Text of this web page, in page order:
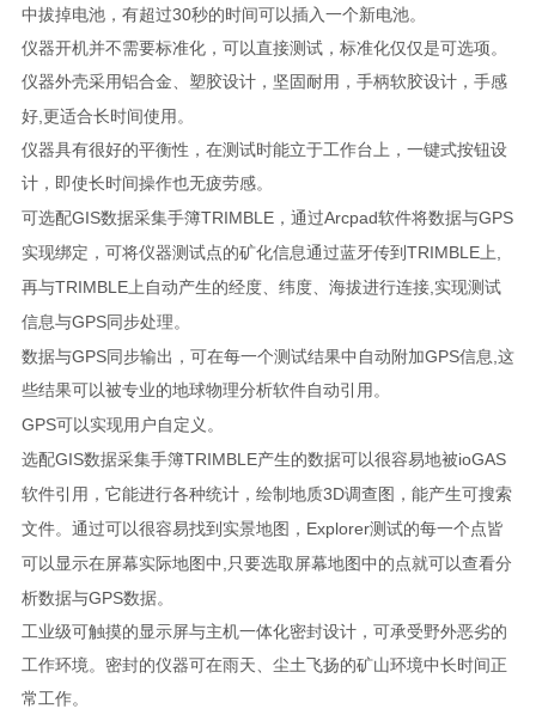
中拔掉电池，有超过30秒的时间可以插入一个新电池。
仪器开机并不需要标准化，可以直接测试，标准化仅仅是可选项。
仪器外壳采用铝合金、塑胶设计，坚固耐用，手柄软胶设计，手感
好, 更适合长时间使用。
仪器具有很好的平衡性，在测试时能立于工作台上，一键式按钮设
计，即使长时间操作也无疲劳感。
可选配GIS数据采集手簿TRIMBLE，通过Arcpad软件将数据与GPS
实现绑定，可将仪器测试点的矿化信息通过蓝牙传到 TRIMBLE上
再与TRIMBLE上自动产生的经度、纬度、海拔进行连接, 实现测试
信息与GPS同步处理。
数据与GPS同步输出，可在每一个测试结果中自动附加GPS信息 这
些结果可以被专业的地球物理分析软件自动引用。
GPS可以实现用户自定义。
选配GIS数据采集手簿TRIMBLE产生的数据可以很容易地被ioGAS
软件引用，它能进行各种统计，绘制地质3D调查图，能产生可搜索
文件。通过可以很容易找到实景地图， Explorer测试的每一个点皆
可以显示在屏幕实际地图中 只要选取屏幕地图中的点就可以查看分
析数据与GPS数据。
工业级可触摸的显示屏与主机一体化密封设计，可承受野外恶劣的
工作环境。密封的仪器可在雨天、尘土飞扬的矿山环境中长时间正
常工作。